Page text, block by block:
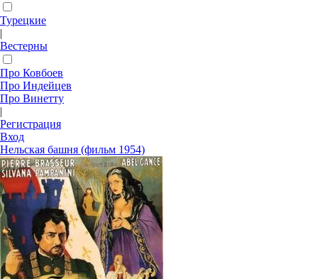
Турецкие
|
Вестерны
Про Ковбоев
Про Индейцев
Про Винетту
|
Регистрация
Вход
Нельская башня (фильм 1954)